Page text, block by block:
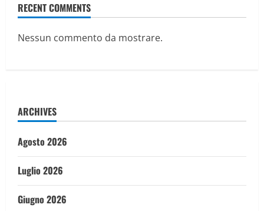
RECENT COMMENTS
Nessun commento da mostrare.
ARCHIVES
Agosto 2026
Luglio 2026
Giugno 2026